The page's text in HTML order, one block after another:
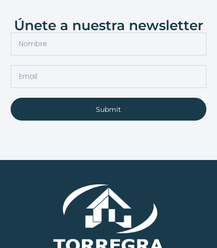
Únete a nuestra newsletter
Submit